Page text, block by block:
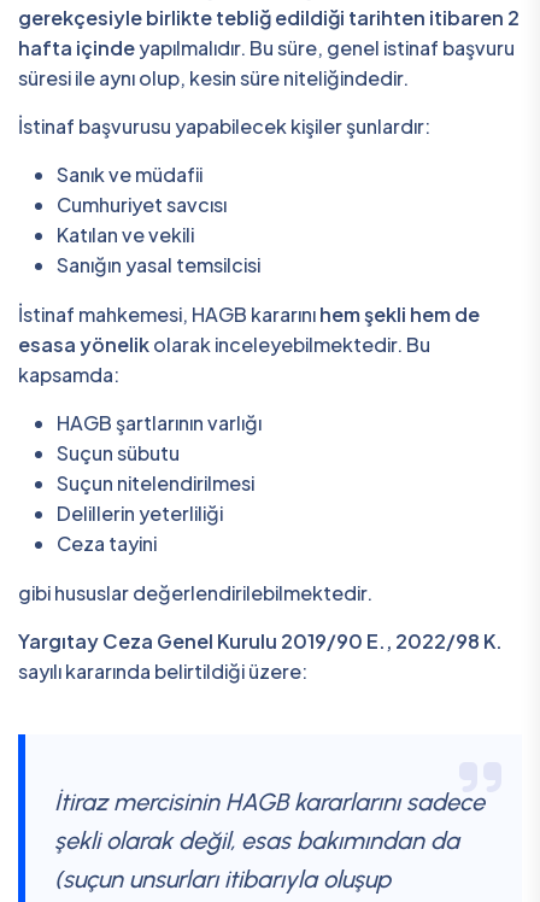
gerekçesiyle birlikte tebliğ edildiği tarihten itibaren 2
hafta içindeyapılmalıdır. Bu süre, genel istinaf başvuru
süresi ile aynı olup, kesin süre niteliğindedir.
İstinaf başvurusu yapabilecek kişiler şunlardır:
Sanık ve müdafii
Cumhuriyet savcısı
Katılan ve vekili
Sanığın yasal temsilcisi
İstinaf mahkemesi, HAGB kararınıhem şekli hem de
esasa yönelikolarak inceleyebilmektedir. Bu
kapsamda:
HAGB şartlarının varlığı
Suçun sübutu
Suçun nitelendirilmesi
Delillerin yeterliliği
Ceza tayini
gibi hususlar değerlendirilebilmektedir.
Yargıtay Ceza Genel Kurulu 2019/90 E., 2022/98 K.
sayılı kararında belirtildiği üzere:
İtiraz mercisinin HAGB kararlarını sadece
şekli olarak değil, esas bakımından da
(suçun unsurları itibarıyla oluşup